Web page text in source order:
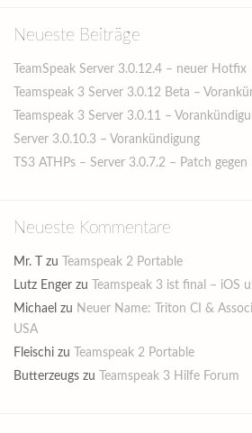
Neueste Beiträge
TeamSpeak Server 3.0.12.4 – neuer Hotfix
Teamspeak 3 Server 3.0.12 Beta –
Teamspeak 3 Server 3.0.11 –
Server 3.0.10.3 – Vorankündigung
TS3 ATHPs – Server 3.0.7.2 – Patch
Neueste Kommentare
Mr. T zu
Teamspeak 2 Portable
Lutz Enger zu
Teamspeak 3 ist final – iOS
Michael zu Neuer Name: Triton CI &
USA
Fleischi zu
Teamspeak 2 Portable
Butterzeugs zu Teamspeak 3 Hilfe Forum